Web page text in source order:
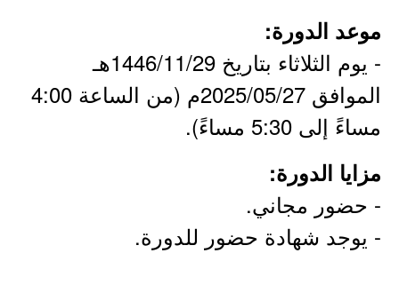
موعد الدورة:
- يوم الثلاثاء بتاريخ 1446/11/29هـ
الموافق 2025/05/27م (من الساعة 4:00
مساءً إلى 5:30 مساءً).
مزايا الدورة:
- حضور مجاني.
- يوجد شهادة حضور للدورة.